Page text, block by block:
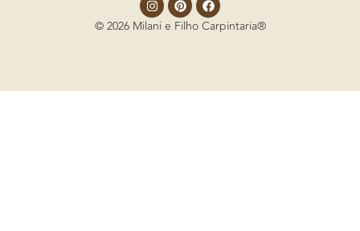
© 2026 Milani e Filho Carpintaria®